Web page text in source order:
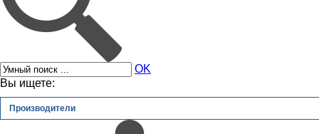
OK
Вы ищете:
Производители